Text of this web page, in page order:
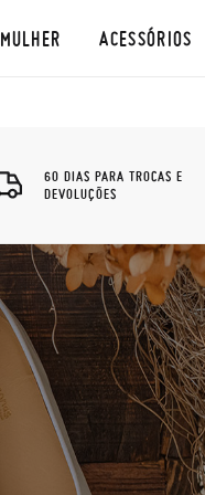
MULHER ACESSÓRIOS
60 DIAS PARA TROCAS E
DEVOLUÇÕES